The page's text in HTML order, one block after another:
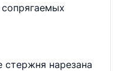
нарезана